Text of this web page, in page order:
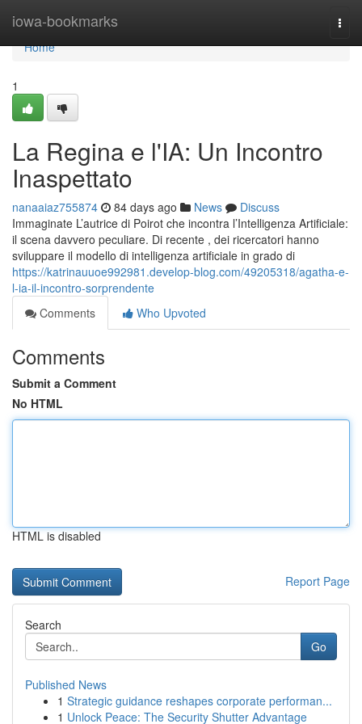
iowa-bookmarks
Home
Home
1
La Regina e l'IA: Un Incontro
Inaspettato
nanaaiaz755874 84 days ago News
Discuss
Immaginate L’autrice di Poirot che incontra l’Intelligenza Artificiale:
il scena davvero peculiare. Di recente , dei ricercatori hanno
sviluppare il modello di intelligenza artificiale in grado di
https://katrinauuoe992981.develop-blog.com/49205318/agatha-e-
l-ia-il-incontro-sorprendente
Comments
Who Upvoted
Comments
Submit a Comment
No HTML
HTML is disabled
Report Page
Search
Go
Published News
1 Strategic guidance reshapes corporate performan...
1 Unlock Peace: The Security Shutter Advantage